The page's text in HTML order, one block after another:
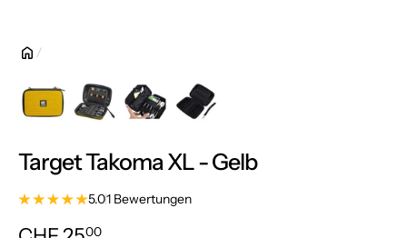
Target Takoma XL - Gelb
5.01 Bewertungen
00